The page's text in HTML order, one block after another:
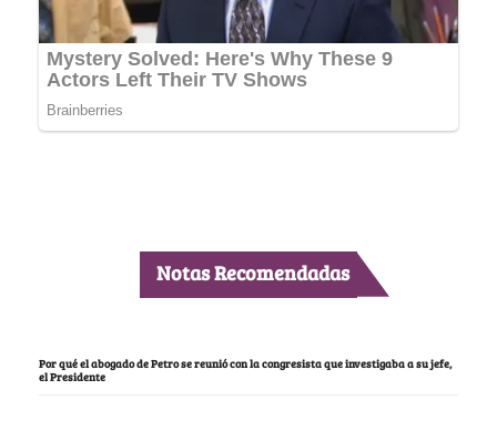
Notas Recomendadas
Por qué el abogado de Petro se reunió con la congresista que investigaba a su jefe,
el Presidente